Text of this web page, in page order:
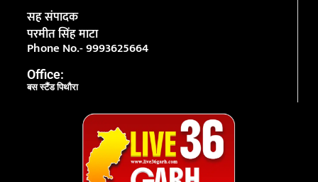
सह संपादक
परमीत सिंह माटा
Phone No.- 9993625664
Office:
बस स्टैंड पिथौरा